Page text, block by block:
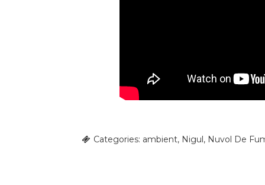
Categories: ambient, Nigul, Nuvol De